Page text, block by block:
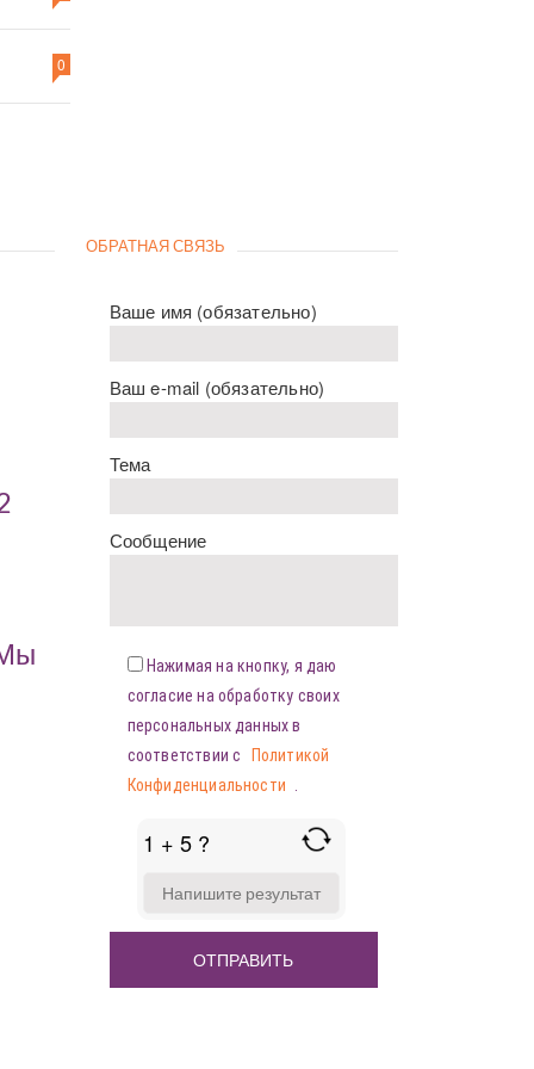
0
ОБРАТНАЯ СВЯЗЬ
Ваше имя (обязательно)
Ваш e-mail (обязательно)
Тема
Сообщение
Нажимая на кнопку, я даю
согласие на обработку своих
персональных данных в
соответствии с
Политикой
Конфиденциальности
1 + 5 ?
FOR